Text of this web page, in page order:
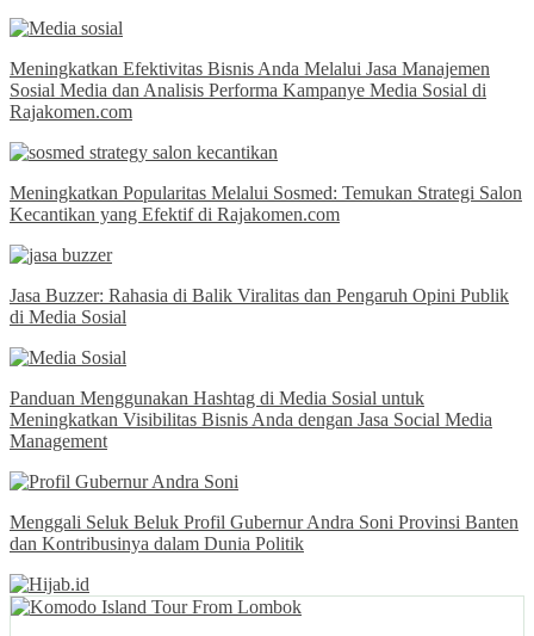
Meningkatkan Efektivitas Bisnis Anda Melalui Jasa Manajemen
Sosial Media dan Analisis Performa Kampanye Media Sosial di
Rajakomen.com
Meningkatkan Popularitas Melalui Sosmed: Temukan Strategi Salon
Kecantikan yang Efektif di Rajakomen.com
Jasa Buzzer: Rahasia di Balik Viralitas dan Pengaruh Opini Publik
di Media Sosial
Panduan Menggunakan Hashtag di Media Sosial untuk
Meningkatkan Visibilitas Bisnis Anda dengan Jasa Social Media
Management
Menggali Seluk Beluk Profil Gubernur Andra Soni Provinsi Banten
dan Kontribusinya dalam Dunia Politik